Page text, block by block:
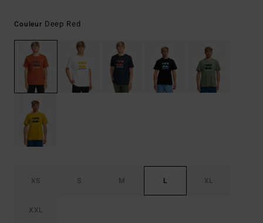
Couleur Deep Red
XS S M L XL
XXL